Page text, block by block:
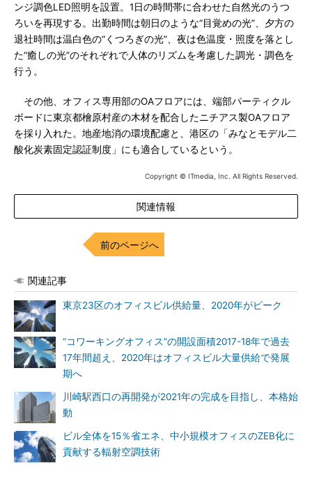
ンジ調色LED照明を設置。1日の時間帯に合わせた自然光のうつ
ろいを再現する。出勤時間は朝日のような“目覚めの光”、夕方の
退社時間は温白色の“くつろぎの光”、夜は色温度・照度を落とし
た“癒しの光”のそれぞれで人体のリズムを考慮した調光・調色を
行う。
その他、オフィス専用部のOAフロアには、端部パーティクル
ボードに東京都檜原村産の木材を配合したニチアス製OAフロア
を採り入れた。地産地消の環境配慮と、港区の「みなとモデル二
酸化炭素固定認証制度」にも適合しているという。
Copyright © ITmedia, Inc. All Rights Reserved.
関連情報
前のページへ
関連記事
東京23区のオフィスビル供給量、2020年がピーク
“コワーキングオフィス”の開設面積2017-18年で過去
17年間超え、2020年はオフィスビル大量供給で発展
期へ
川崎駅西口の再開発が2021年の完成を目指し、本格始
動
ビル全体を15％省エネ、中小規模オフィスのZEB化に
貢献する輻射空調技術